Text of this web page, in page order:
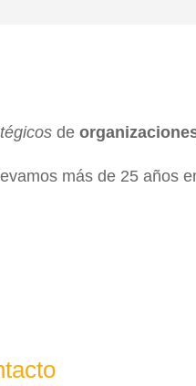
de
más de 25 años